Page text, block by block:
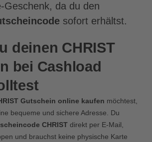
Geschenk, da du den
sofort erhältst.
deinen CHRIST
bei Cashload
Gutschein online kaufen möchtest,
bequeme und sichere Adresse. Du
CHRIST direkt per E-Mail,
und brauchst keine physische Karte